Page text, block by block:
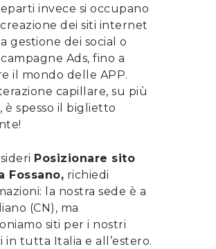
invece si occupano
creazione dei siti internet
gestione dei social o
Ads, fino a
il mondo delle APP.
capillare, su più
è spesso il biglietto
Posizionare sito
Fossano, richiedi
: la nostra sede è a
(CN), ma
siti per i nostri
in tutta Italia e all’estero.